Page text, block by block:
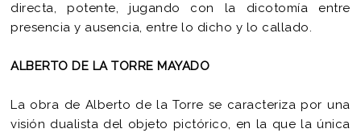
directa, potente, jugando con la dicotomía entre
presencia y ausencia, entre lo dicho y lo callado.
ALBERTO DE LA TORRE MAYADO
La obra de Alberto de la Torre se caracteriza por una
visión dualista del objeto pictórico, en la que la única